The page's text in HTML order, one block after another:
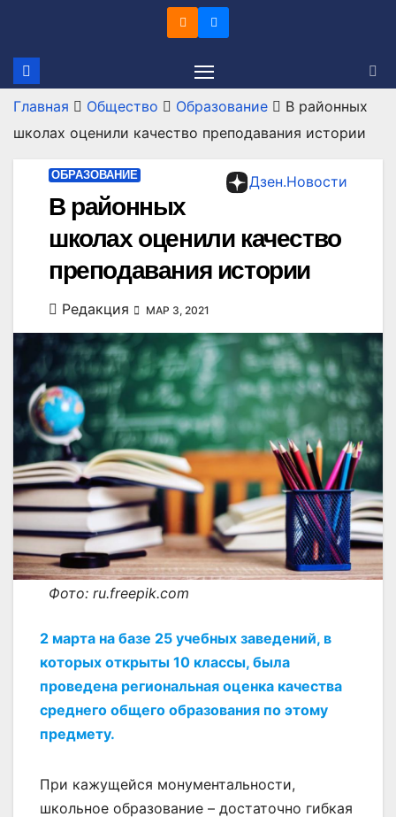
содержимому
Главная Общество Образование
В районных
школах оценили качество преподавания истории
Дзен.Новости
ОБРАЗОВАНИЕ
В районных
школах оценили качество
преподавания истории
Редакция МАР 3, 2021
Фото: ru.freepik.com
2 марта на базе 25 учебных заведений, в
которых открыты 10 классы, была
проведена региональная оценка качества
среднего общего образования по этому
предмету.
При кажущейся монументальности,
школьное образование – достаточно гибкая